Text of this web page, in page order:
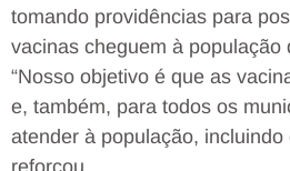
tomando providências para
vacinas cheguem à população
“Nosso objetivo é que as
e, também, para todos os
atender à população, incluindo